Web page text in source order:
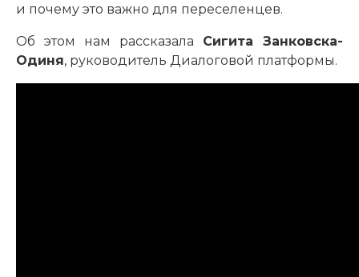
и почему это важно для переселенцев.
Об этом нам рассказала Сигита Занковска-
Одиня, руководитель Диалоговой платформы.